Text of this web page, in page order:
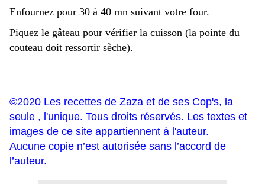
Enfournez pour 30 à 40 mn suivant votre four.
Piquez le gâteau pour vérifier la cuisson (la pointe du
couteau doit ressortir sèche).
©2020 Les recettes de Zaza et de ses Cop's, la
seule , l'unique. Tous droits réservés. Les textes et
images de ce site appartiennent à l'auteur.
Aucune copie n’est autorisée sans l’accord de
l’auteur.